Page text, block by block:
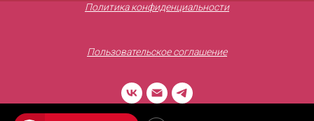
Политика конфиденциальности
Пользовательское соглашение